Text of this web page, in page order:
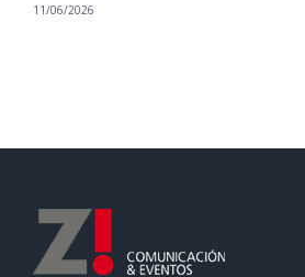
11/06/2026